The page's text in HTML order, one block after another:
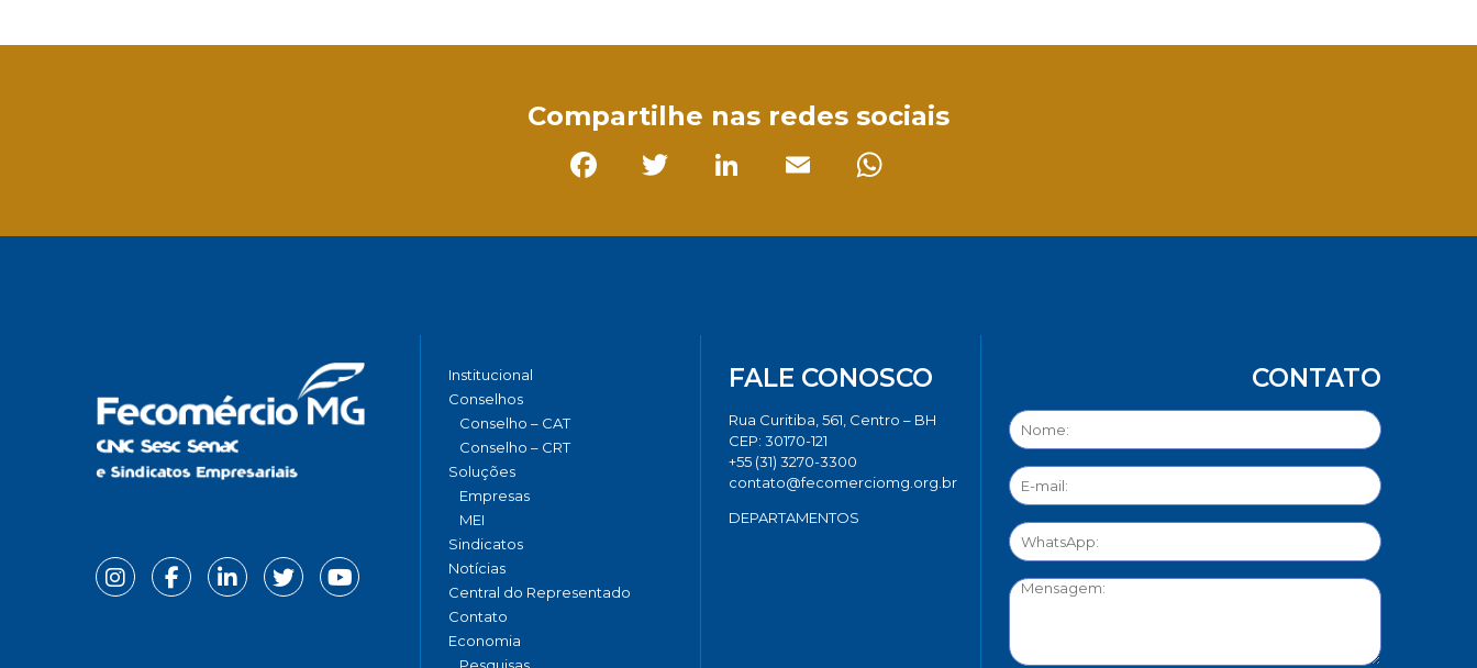
Compartilhe nas redes sociais
Institucional
Conselhos
Conselho – CAT
Conselho – CRT
Soluções
Empresas
MEI
Sindicatos
Notícias
Central do Representado
Contato
Economia
FALE CONOSCO
Rua Curitiba, 561, Centro – BH
CEP: 30170-121
+55 (31) 3270-3300
contato@fecomerciomg.org.br
DEPARTAMENTOS
CONTATO